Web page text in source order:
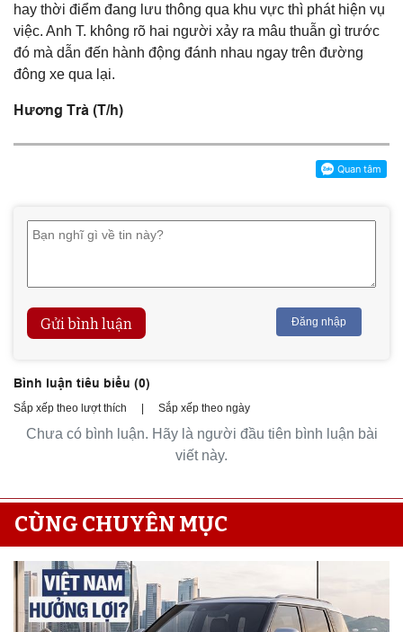
hay thời điểm đang lưu thông qua khu vực thì phát hiện vụ
việc. Anh T. không rõ hai người xảy ra mâu thuẫn gì trước
đó mà dẫn đến hành động đánh nhau ngay trên đường
đông xe qua lại.
Hương Trà (T/h)
Gửi bình luận Đăng nhập
Bình luận tiêu biểu (0)
Sắp xếp theo lượt thích | Sắp xếp theo ngày
Chưa có bình luận. Hãy là người đầu tiên bình luận bài
viết này.
CÙNG CHUYÊN MỤC